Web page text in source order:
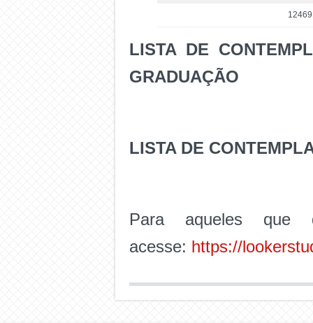
LISTA DE
GRADUAÇÃO
LISTA DE
Para aqueles que
acesse: https://